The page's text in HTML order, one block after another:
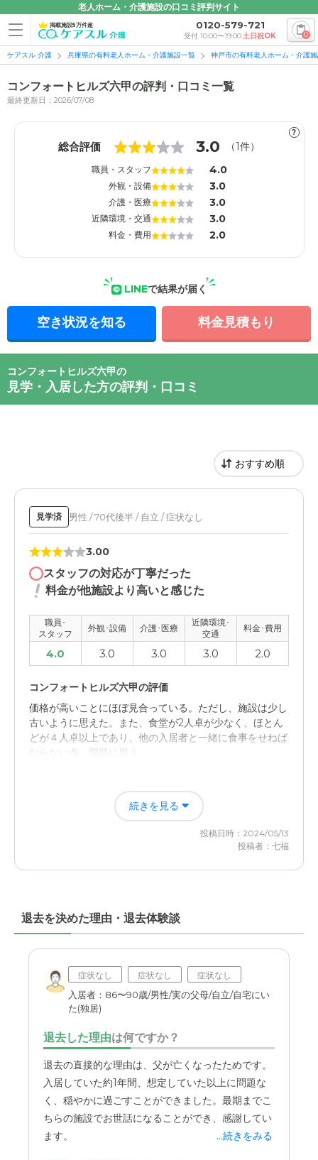
老人ホーム・介護施設の口コミ評判サイト
掲載施設5万件超 0120-579-721
受付 10:00〜19:00土日祝OK 0
ケアスル 介護 兵庫県の有料老人ホーム・介護施設一覧 神戸市の有料老人ホーム・介護
コンフォートヒルズ六甲の評判・口コミ一覧
最終更新日：2026/07/08
?
総合評価 3.0 （1件）
職員・スタッフ 4.0
外観・設備 3.0
介護・医療 3.0
近隣環境・交通 3.0
料金・費用 2.0
LINEで結果が届く
空き状況を知る 料金見積もり
コンフォートヒルズ六甲の
見学・入居した方の評判・口コミ
見学済 男性 / 70代後半 / 自立 / 症状なし
3.00
スタッフの対応が丁寧だった
料金が他施設より高いと感じた
職員･
スタッフ
外観･設備 介護･医療
近隣環境･
交通
料金･費用
4.0 3.0 3.0 3.0 2.0
コンフォートヒルズ六甲の評価
価格が高いことにほぼ見合っている。ただし、施設は少し
古いように思えた。また、食堂が2人卓が少なく、ほとん
どが４人卓以上であり、他の入居者と一緒に食事をせねば
ならない点、問題に思う。
施設の職員、スタッフ等は丁寧な対応であった。見学会だ
ったせいもあるかも知れないが。
しているので、便利ではあるが、全ての病気に対応できる
か、やや不安を感じた。
近隣環境、交通アクセスは普通と思う。タクシー等を利用
せねばならない点等、便利がいいとは言えない。
料金費用について
料金はかなり高いと思った。サービスの品質・内容とも勘
案しても、他の施設に比べて、少々高すぎると感じた。
続きを見る
投稿日時：2024/05/13
投稿者：七福
退去を決めた理由・退去体験談
症状なし 症状なし 症状なし
入居者：86〜90歳/男性/実の父母/自立/自宅にい
た(独居)
退去した理由は何ですか？
退去の直接的な理由は、父が亡くなったためです。
入居していた約1年間、想定していた以上に問題な
く、穏やかに過ごすことができました。最期までこ
ちらの施設でお世話になることができ、感謝してい
ます。
...続きをみる